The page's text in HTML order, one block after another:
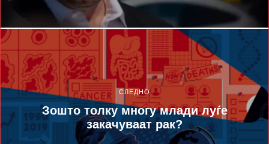
СЛЕДНО
Зошто толку многу млади луѓе
закачуваат рак?